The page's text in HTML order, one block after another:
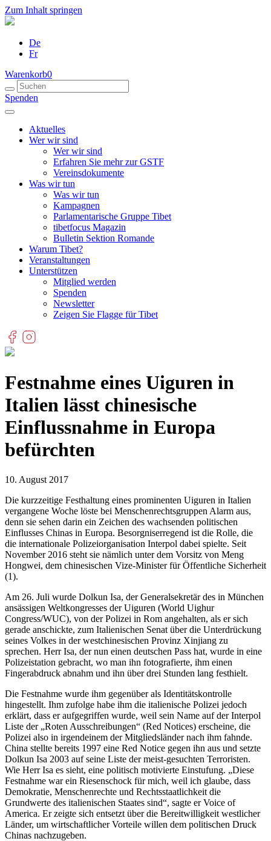
Zum Inhalt springen
De
Fr
Warenkorb0
Spenden
Aktuelles
Wer wir sind
Wer wir sind
Erfahren Sie mehr zur GSTF
Vereinsdokumente
Was wir tun
Was wir tun
Kampagnen
Parlamentarische Gruppe Tibet
tibetfocus Magazin
Bulletin Sektion Romande
Warum Tibet?
Veranstaltungen
Unterstützen
Mitglied werden
Spenden
Newsletter
Zeigen Sie Flagge für Tibet
Festnahme eines Uiguren in
Italien lässt chinesische
Einflussnahme in Europa
befürchten
10. August 2017
Die kurzzeitige Festhaltung eines prominenten Uiguren in Italien
vergangene Woche löste bei Menschenrechtsgruppen Alarm aus,
denn sie sehen darin ein Zeichen des wachsenden politischen
Einflusses Chinas in Europa. Besorgniserregend ist die Rolle, die
die internationale Polizeiorganisation Interpol dabei spielte. Seit
November 2016 steht sie nämlich unter dem Vorsitz von Meng
Hongwei, dem chinesischen Vize-Minister für Öffentliche Sicherheit
(1).
Am 26. Juli wurde Dolkun Isa, der Generalsekretär des in München
ansässigen Weltkongresses der Uiguren (World Uighur
Congress/WUC), von der Polizei in Rom angehalten, als er sich
gerade anschickte, zum Italienischen Senat über die Unterdrückung
seines Volkes in der westchinesischen Provinz Xinjiang zu
sprechen. Herr Isa, der nun einen deutschen Pass hat, wurde in eine
Polizeistation gebracht, wo man ihn fotografierte, ihm einen
Fingerabdruck abnahm und ihn über drei Stunden lang festhielt.
Die Festnahme wurde ihm gegenüber als Identitätskontrolle
hingestellt. Ihm zufolge habe ihm die italienische Polizei jedoch
erklärt, dass er aufgegriffen wurde, weil sein Name auf der Interpol
Liste der „Roten Ausschreibungen“ (Red Notices) erscheine, die
Polizei also in irgendeinem der Mitgliedsländer nach ihm fahnde.
China stellte bereits 1997 eine Red Notice gegen ihn aus und setzte
Dolkun Isa 2003 auf seine Liste der meist-gesuchten Terroristen.
Wie Herr Isa es sieht, eine politisch motivierte Einstufung. „Diese
Festnahme war ein Riesenschock für mich, weil ich glaube, dass
Demokratie, Menschenrechte und Rechtsstaatlichkeit die
Grundwerte des italienischen Staates sind“, sagte er Voice of
America. Er zeigte sich entsetzt über die Bereitwilligkeit westlicher
Länder, um wirtschaftlicher Vorteile willen dem politischen Druck
Chinas nachzugeben.